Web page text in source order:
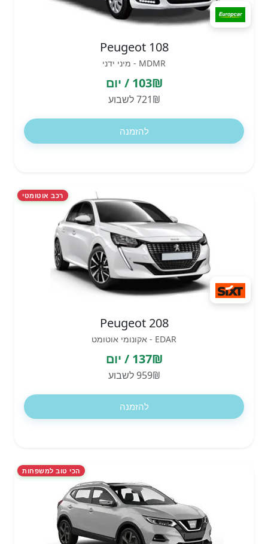
Peugeot 108
MDMR - מיני ידני
103₪ / יום
721₪ לשבוע
להזמנה
רכב אוטומטי
Peugeot 208
EDAR - אקונומי אוטומט
137₪ / יום
959₪ לשבוע
להזמנה
הכי טוב למשפחות